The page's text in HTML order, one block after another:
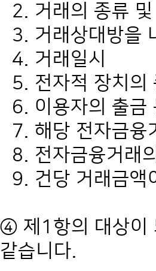
2. 거래의 종류 및
3. 거래상대방을
4. 거래일시
5. 전자적 장치의
6. 이용자의 출금
7. 해당 전자금융
8. 전자금융거래
9. 건당 거래금액
④ 제1항의 대상이
같습니다.